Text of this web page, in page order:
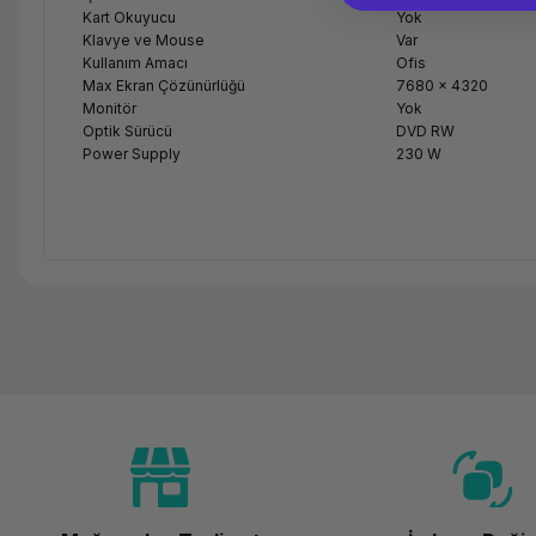
Kart Okuyucu
Yok
Klavye ve Mouse
Var
Kullanım Amacı
Ofis
Max Ekran Çözünürlüğü
7680 x 4320
Monitör
Yok
Optik Sürücü
DVD RW
Power Supply
230 W